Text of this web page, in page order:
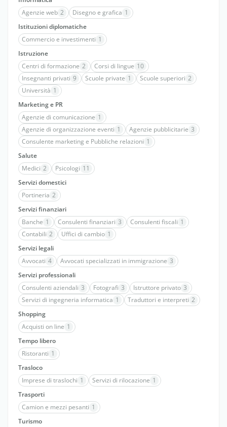
Agenzie web 2 Disegno e grafica 1
Istituzioni diplomatiche
Commercio e investimenti 1
Istruzione
Centri di formazione 2 Corsi di lingue 10
Insegnanti privati 9 Scuole private 1 Scuole superiori 2
Università 1
Marketing e PR
Agenzie di comunicazione 1
Agenzie di organizzazione eventi 1 Agenzie pubblicitarie 3
Consulente marketing e Pubbliche relazioni 1
Salute
Medici 2 Psicologi 11
Servizi domestici
Portineria 2
Servizi finanziari
Banche 1 Consulenti finanziari 3 Consulenti fiscali 1
Contabili 2 Uffici di cambio 1
Servizi legali
Avvocati 4 Avvocati specializzati in immigrazione 3
Servizi professionali
Consulenti aziendali 3 Fotografi 3 Istruttore privato 3
Servizi di ingegneria informatica 1 Traduttori e interpreti 2
Shopping
Acquisti on line 1
Tempo libero
Ristoranti 1
Trasloco
Imprese di traslochi 1 Servizi di rilocazione 1
Trasporti
Camion e mezzi pesanti 1
Turismo